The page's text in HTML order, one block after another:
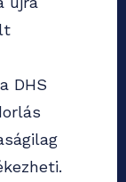
DHS